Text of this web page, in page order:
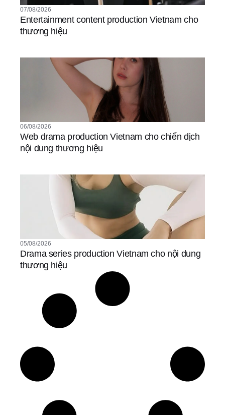
07/08/2026
Entertainment content production Vietnam cho
thương hiệu
06/08/2026
Web drama production Vietnam cho chiến dịch
nội dung thương hiệu
05/08/2026
Drama series production Vietnam cho nội dung
thương hiệu